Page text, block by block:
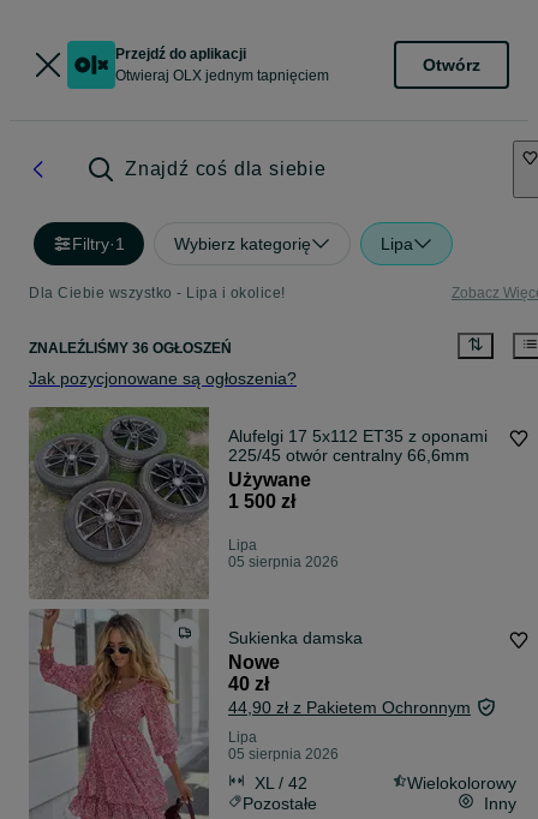
Przejdź do aplikacji
Otwieraj OLX jednym tapnięciem
Otwórz
Znajdź coś dla siebie
Filtry·1 Wybierz kategorię Lipa
Dla Ciebie wszystko - Lipa i okolice! Zobacz
ZNALEŹLIŚMY 36 OGŁOSZEŃ
Jak pozycjonowane są ogłoszenia?
Alufelgi 17 5x112 ET35 z oponami
225/45 otwór centralny 66,6mm
Używane
1 500 zł
Lipa
05 sierpnia 2026
Sukienka damska
Nowe
40 zł
44,90 zł z Pakietem Ochronnym
Lipa
05 sierpnia 2026
XL / 42
Wielokolorowy
Pozostałe
Inny